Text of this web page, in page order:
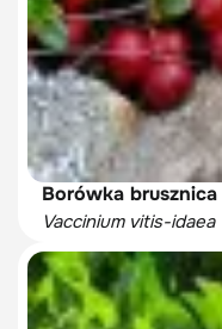
Borówka brusznica
Vaccinium vitis-idaea